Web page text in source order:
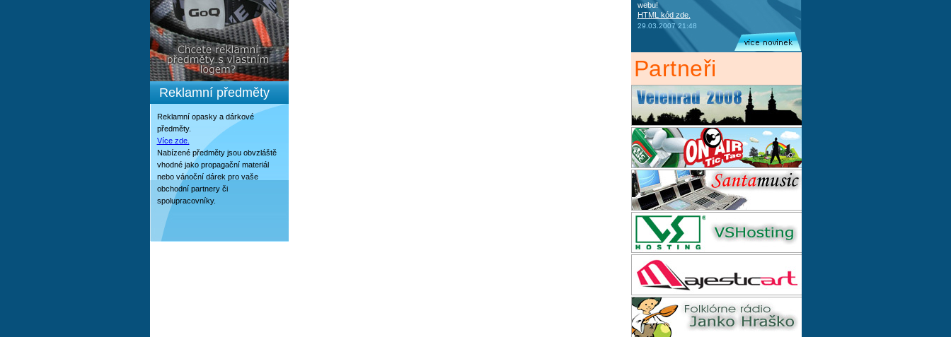
Reklamní předměty
Reklamní opasky a dárkové
předměty.
Více zde.
Nabízené předměty jsou obvzláště
vhodné jako propagační materiál
nebo vánoční dárek pro vaše
obchodní partnery či
spolupracovníky.
webu!
HTML kód zde.
29.03.2007 21:48
Partneři